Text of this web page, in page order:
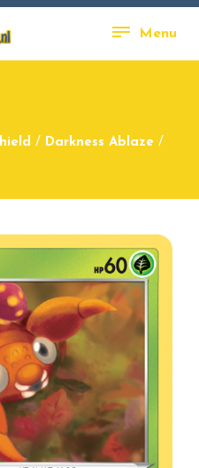
Menu
/ Darkness Ablaze /